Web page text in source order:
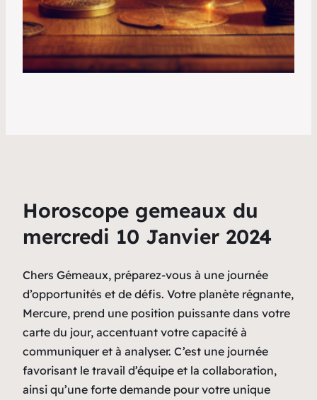
Horoscope gemeaux du
mercredi 10 Janvier 2024
Chers Gémeaux, préparez-vous à une journée
d’opportunités et de défis. Votre planète régnante,
Mercure, prend une position puissante dans votre
carte du jour, accentuant votre capacité à
communiquer et à analyser. C’est une journée
favorisant le travail d’équipe et la collaboration,
ainsi qu’une forte demande pour votre unique